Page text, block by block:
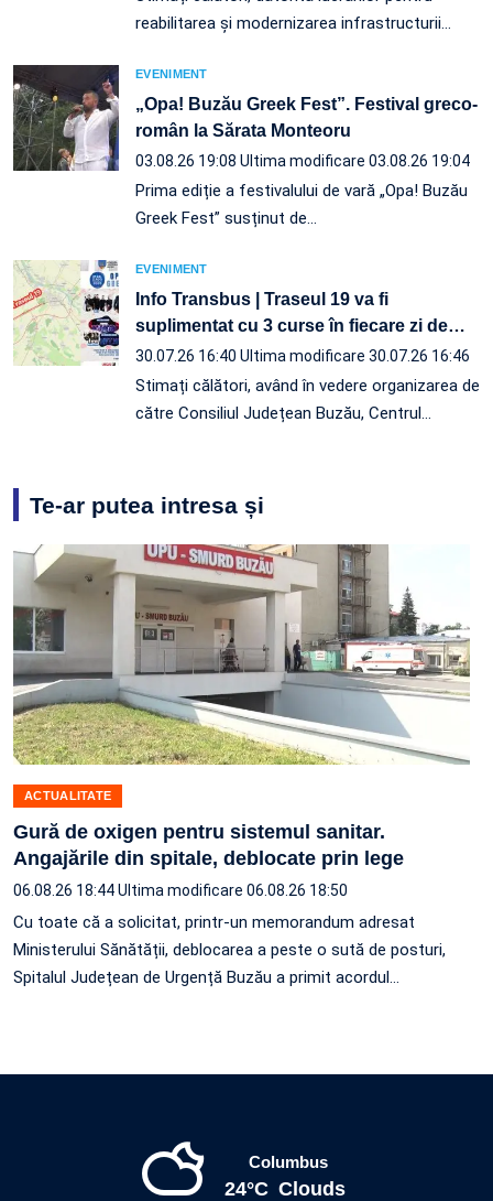
reabilitarea și modernizarea infrastructurii…
EVENIMENT
„Opa! Buzău Greek Fest”. Festival greco-
român la Sărata Monteoru
03.08.26 19:08 Ultima modificare 03.08.26 19:04
Prima ediție a festivalului de vară „Opa! Buzău
Greek Fest” susținut de…
EVENIMENT
Info Transbus | Traseul 19 va fi
suplimentat cu 3 curse în fiecare zi de…
30.07.26 16:40 Ultima modificare 30.07.26 16:46
Stimați călători, având în vedere organizarea de
către Consiliul Județean Buzău, Centrul…
Te-ar putea intresa și
ACTUALITATE
Gură de oxigen pentru sistemul sanitar.
Angajările din spitale, deblocate prin lege
06.08.26 18:44Ultima modificare 06.08.26 18:50
Cu toate că a solicitat, printr-un memorandum adresat
Ministerului Sănătății, deblocarea a peste o sută de posturi,
Spitalul Județean de Urgență Buzău a primit acordul…
Columbus
24°C Clouds